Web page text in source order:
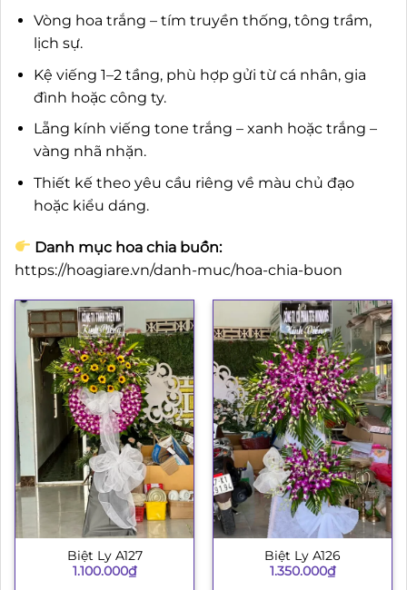
Vòng hoa trắng – tím truyền thống, tông trầm,
lịch sự.
Kệ viếng 1–2 tầng, phù hợp gửi từ cá nhân, gia
đình hoặc công ty.
Lẵng kính viếng tone trắng – xanh hoặc trắng –
vàng nhã nhặn.
Thiết kế theo yêu cầu riêng về màu chủ đạo
hoặc kiểu dáng.
Danh mục hoa chia buồn:
https://hoagiare.vn/danh-muc/hoa-chia-buon
Biệt Ly A127
1.100.000₫
Biệt Ly A126
1.350.000₫